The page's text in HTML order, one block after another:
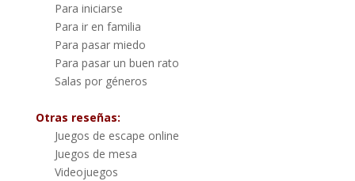
Para iniciarse
Para ir en familia
Para pasar miedo
Para pasar un buen rato
Salas por géneros
Otras reseñas:
Juegos de escape online
Juegos de mesa
Videojuegos